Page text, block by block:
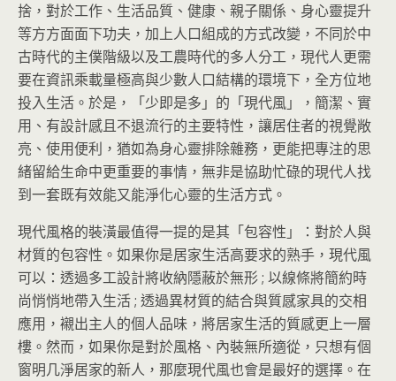
捨，對於工作、生活品質、健康、親子關係、身心靈提升
等方方面面下功夫，加上人口組成的方式改變，不同於中
古時代的主僕階級以及工農時代的多人分工，現代人更需
要在資訊乘載量極高與少數人口結構的環境下，全方位地
投入生活。於是，「少即是多」的「現代風」，簡潔、實
用、有設計感且不退流行的主要特性，讓居住者的視覺敞
亮、使用便利，猶如為身心靈排除雜務，更能把專注的思
緒留給生命中更重要的事情，無非是協助忙碌的現代人找
到一套既有效能又能淨化心靈的生活方式。
現代風格的裝潢最值得一提的是其「包容性」：對於人與
材質的包容性。如果你是居家生活高要求的熟手，現代風
可以：透過多工設計將收納隱蔽於無形 ; 以線條將簡約時
尚悄悄地帶入生活 ; 透過異材質的結合與質感家具的交相
應用，襯出主人的個人品味，將居家生活的質感更上一層
樓。然而，如果你是對於風格、內裝無所適從，只想有個
窗明几淨居家的新人，那麼現代風也會是最好的選擇。在